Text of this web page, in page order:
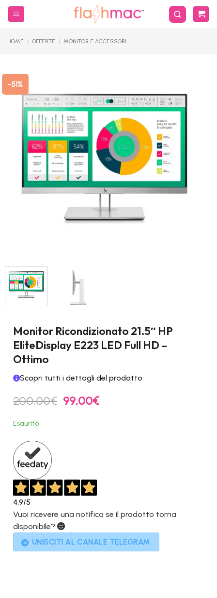
Salta
HOME / OFFERTE / MONITOR E ACCESSORI
-51%
Monitor Ricondizionato 21.5″ HP
EliteDisplay E223 LED Full HD –
Ottimo
Scopri tutti i dettagli del prodotto
200,00€ Il
prezzo
99,00€Il
Esaurito
4,9/5
Vuoi ricevere una notifica se il prodotto torna
disponibile?
UNISCITI AL CANALE TELEGRAM